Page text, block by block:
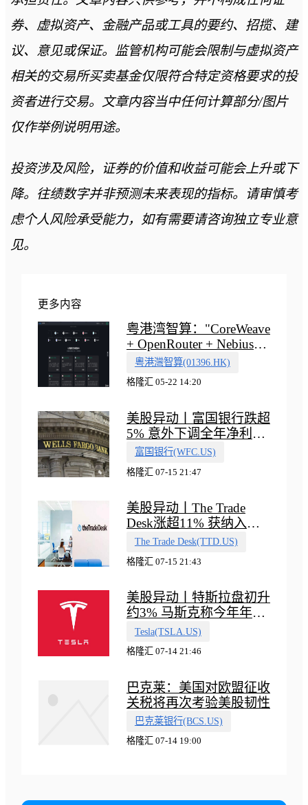
券、虚拟资产、金融产品或工具的要约、招揽、建
议、意见或保证。监管机构可能会限制与虚拟资产
相关的交易所买卖基金仅限符合特定资格要求的投
资者进行交易。文章内容当中任何计算部分/图片
仅作举例说明用途。
投资涉及风险，证券的价值和收益可能会上升或下
降。往绩数字并非预测未来表现的指标。请审慎考
虑个人风险承受能力，如有需要请咨询独立专业意
见。
更多内容
粤港湾智算："CoreWeave
+ OpenRouter + Nebius"
多向融合的中国智算新范
式
粵港灣智算(01396.HK)
格隆汇 05-22 14:20
美股异动丨富国银行跌超
5% 意外下调全年净利息
收入指引
富国银行(WFC.US)
格隆汇 07-15 21:47
美股异动丨The Trade
Desk涨超11% 获纳入标
普500指数
The Trade Desk(TTD.US)
格隆汇 07-15 21:43
美股异动丨特斯拉盘初升
约3% 马斯克称今年年底
会有‘史诗级震撼’的演示
Tesla(TSLA.US)
格隆汇 07-14 21:46
巴克莱：美国对欧盟征收
关税将再次考验美股韧性
巴克莱银行(BCS.US)
格隆汇 07-14 19:00